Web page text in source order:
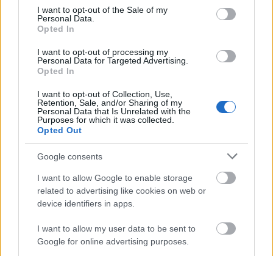
consent section.
I want to opt-out of the Sale of my
Personal Data.
Opted In
I want to opt-out of processing my
Personal Data for Targeted Advertising.
Opted In
I want to opt-out of Collection, Use,
Retention, Sale, and/or Sharing of my
Personal Data that Is Unrelated with the
Purposes for which it was collected.
Opted Out
Google consents
I want to allow Google to enable storage
related to advertising like cookies on web or
device identifiers in apps.
I want to allow my user data to be sent to
Google for online advertising purposes.
Ακολούθησε το JennyGr στο
ΔΙΑΒΑΖΟΝΤΑΙ ΤΩΡΑ
Οι μαμάκηδες του ζωδιακού: Αυτά τα ζώδια είναι
συνήθως κολλημένα στη μαμά τους
καθαρίζεις κάθε εβδομάδα